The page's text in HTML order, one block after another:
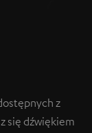
z
się dźwiękiem